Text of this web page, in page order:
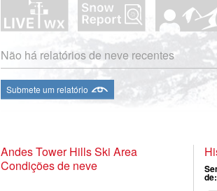
Não há relatórios de neve recentes
Submete um relatório
Andes Tower Hills Ski Area
Condições de neve
de: